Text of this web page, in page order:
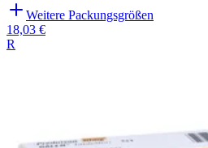
Weitere Packungsgrößen
18,03 €
R